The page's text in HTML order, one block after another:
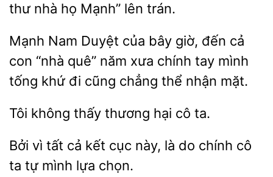
nhà họ Mạnh” lên trán.
Mạnh Nam Duyệt của bây giờ, đến cả
con “nhà quê”
xưa chính tay
tống
đi cũng chẳng thể nhận mặt.
Tôi hại cô ta.
Bởi vì cả kết cục này,
do chính cô
ta
mình lựa chọn.